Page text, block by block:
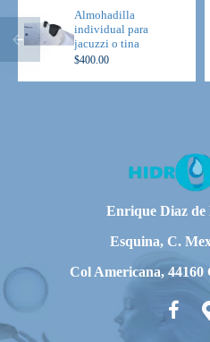
Almohadilla
individual para
jacuzzi o tina
$400.00
Enrique Diaz de
Esquina, C.
Col Americana,